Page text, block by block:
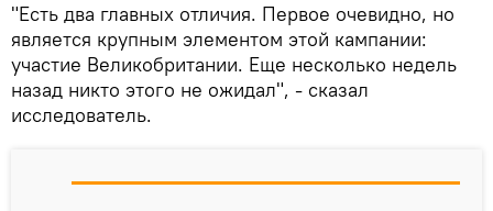
"Есть два главных отличия. Первое очевидно, но
является крупным элементом этой кампании:
участие Великобритании. Еще несколько недель
назад никто этого не ожидал", - сказал
исследователь.